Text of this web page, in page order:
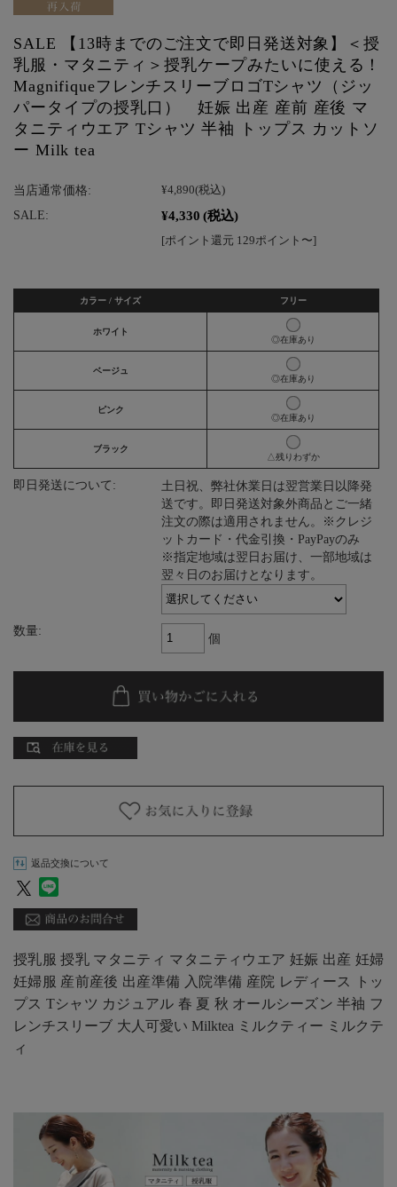
SALE 【13時までのご注文で即日発送対象】＜授
乳服・マタニティ＞授乳ケープみたいに使える！
MagnifiqueフレンチスリーブロゴTシャツ（ジッ
パータイプの授乳口） 妊娠 出産 産前 産後 マ
タニティウエア Tシャツ 半袖 トップス カットソ
ー Milk tea
当店通常価格: ¥4,890(税込)
SALE: ¥4,330 (税込)
[ポイント還元 129ポイント〜]
カラー / サイズ フリー
ホワイト
◎在庫あり
ベージュ
◎在庫あり
ピンク
◎在庫あり
ブラック
△残りわずか
即日発送について:
土日祝、弊社休業日は翌営業日以降発
送です。即日発送対象外商品とご一緒
注文の際は適用されません。※クレジ
ットカード・代金引換・PayPayのみ
※指定地域は翌日お届け、一部地域は
翌々日のお届けとなります。
数量:
個
返品交換について
授乳服 授乳 マタニティ マタニティウエア 妊娠 出産 妊婦
妊婦服 産前産後 出産準備 入院準備 産院 レディース トッ
プス Tシャツ カジュアル 春 夏 秋 オールシーズン 半袖 フ
レンチスリーブ 大人可愛い Milktea ミルクティー ミルクテ
ィ